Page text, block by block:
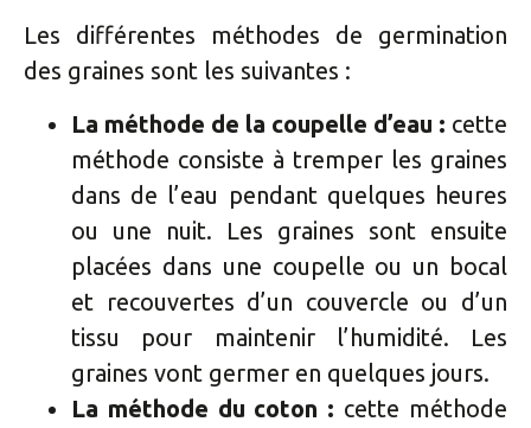
Les différentes méthodes de germination
des graines sont les suivantes :
La méthode de la coupelle d’eau : cette
méthode consiste à tremper les graines
dans de l’eau pendant quelques heures
ou une nuit. Les graines sont ensuite
placées dans une coupelle ou un bocal
et recouvertes d’un couvercle ou d’un
tissu pour maintenir l’humidité. Les
graines vont germer en quelques jours.
La méthode du coton : cette méthode